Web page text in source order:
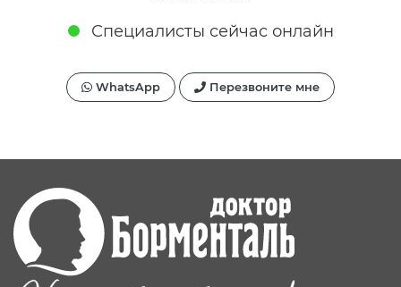
Специалисты сейчас онлайн
WhatsApp Перезвоните мне